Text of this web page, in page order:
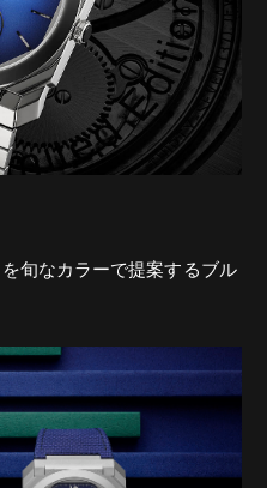
旬なカラーで提案するブル